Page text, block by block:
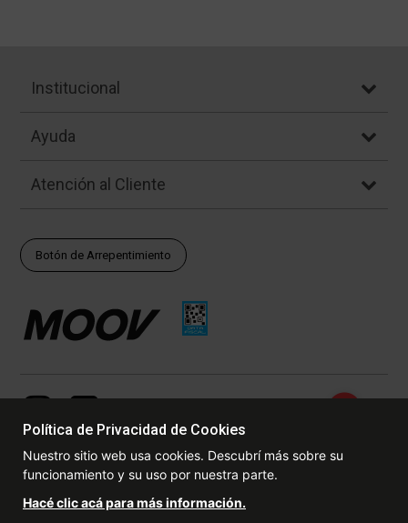
Institucional
Ayuda
Atención al Cliente
Botón de Arrepentimiento
© Copyright - 2017 - 2026 www.dexter.com.ar, TODOS LOS
DERECHOS RESERVADOS. Las fotos contenidas en este site, el
Política de Privacidad de Cookies
Nuestro sitio web usa cookies. Descubrí más sobre su
funcionamiento y su uso por nuestra parte.
Hacé clic acá para más información.